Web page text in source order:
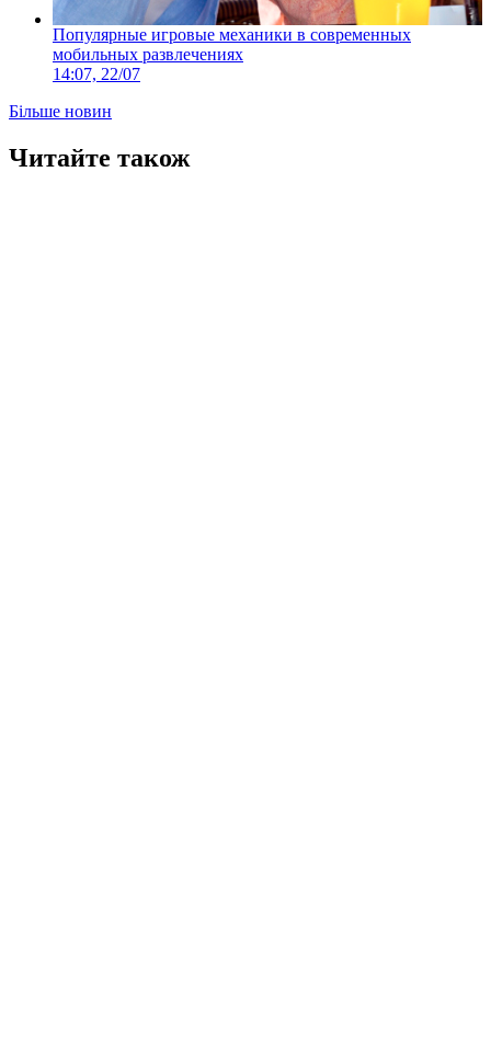
Популярные игровые механики в современных
мобильных развлечениях
14:07, 22/07
Більше новин
Читайте також